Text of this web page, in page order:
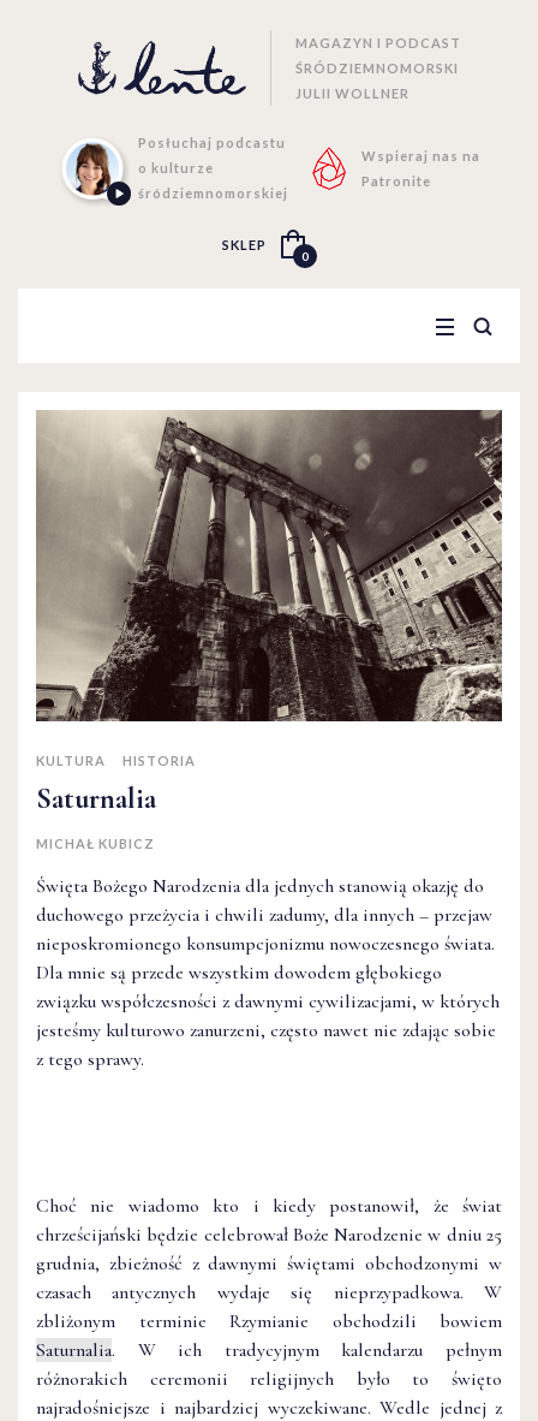
MAGAZYN I PODCAST
ŚRÓDZIEMNOMORSKI
JULII WOLLNER
Posłuchaj podcastu
o kulturze
śródziemnomorskiej
Wspieraj nas na
Patronite
SKLEP
0
KULTURA HISTORIA
Saturnalia
MICHAŁ KUBICZ
Święta Bożego Narodzenia dla jednych stanowią okazję do
duchowego przeżycia i chwili zadumy, dla innych – przejaw
nieposkromionego konsumpcjonizmu nowoczesnego świata.
Dla mnie są przede wszystkim dowodem głębokiego
związku współczesności z dawnymi cywilizacjami, w których
jesteśmy kulturowo zanurzeni, często nawet nie zdając sobie
z tego sprawy.
Choć nie wiadomo kto i kiedy postanowił, że świat
chrześcijański będzie celebrował Boże Narodzenie w dniu 25
grudnia, zbieżność z dawnymi świętami obchodzonymi w
czasach antycznych wydaje się nieprzypadkowa. W
zbliżonym terminie Rzymianie obchodzili bowiem
Saturnalia. W ich tradycyjnym kalendarzu pełnym
różnorakich ceremonii religijnych było to święto
najradośniejsze i najbardziej wyczekiwane. Wedle jednej z